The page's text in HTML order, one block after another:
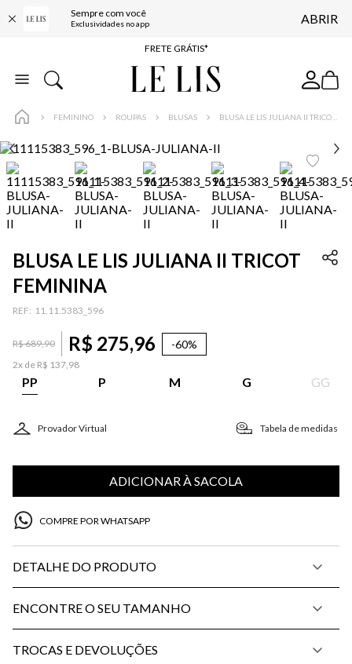
Sempre com você
Exclusividades no app ABRIR
ENTREGA EXPRESSA*
FRETE GRÁTIS*
BAIXE O APP
FEMININO ROUPAS BLUSAS
BLUSA LE LIS JULIANA II TRICOT
FEMININA
: 11.11.5383_596
R$689,90 R$ 275,96 -60%
2x de R$ 137,98
PP P M G GG
Provador Virtual Tabela de medidas
ADICIONAR À SACOLA
COMPRE POR WHATSAPP
DETALHE DO PRODUTO
ENCONTRE O SEU TAMANHO
TROCAS E DEVOLUÇÕES